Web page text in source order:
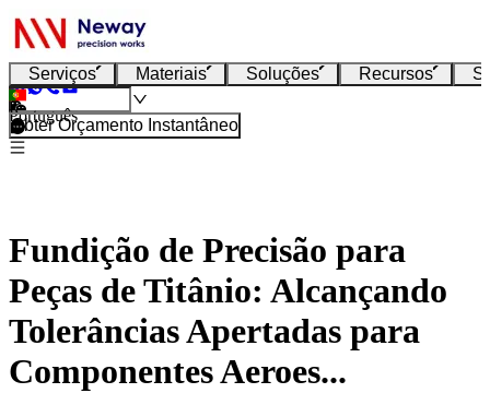
Serviços Materiais Soluções Recursos
Português
Obter Orçamento Instantâneo
Fundição de Precisão para
Peças de Titânio: Alcançando
Tolerâncias Apertadas para
Componentes Aeroes...